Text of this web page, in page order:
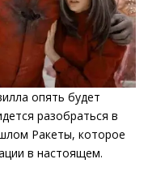
опять будет
разобраться в
Ракеты, которое
в настоящем.